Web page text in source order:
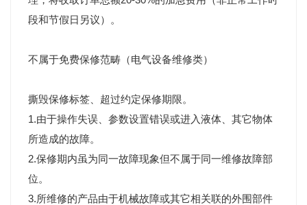
段和节假日另议）。
不属于免费保修范畴（电气设备维修类）
撕毁保修标签、超过约定保修期限。
1.由于操作失误、参数设置错误或进入液体、其它物体
所造成的故障。
2.保修期内虽为同一故障现象但不属于同一维修故障部
位。
3.所维修的产品由于机械故障或其它相关联的外围部件